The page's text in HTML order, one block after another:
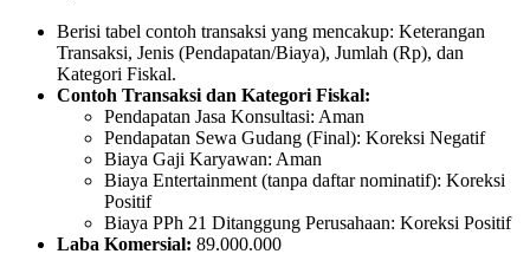
Berisi tabel contoh transaksi yang mencakup: Keterangan
Transaksi, Jenis (Pendapatan/Biaya), Jumlah (Rp), dan
Kategori Fiskal.
Contoh Transaksi dan Kategori Fiskal:
Pendapatan Jasa Konsultasi: Aman
Pendapatan Sewa Gudang (Final): Koreksi Negatif
Biaya Gaji Karyawan: Aman
Biaya Entertainment (tanpa daftar nominatif): Koreksi
Positif
Biaya PPh 21 Ditanggung Perusahaan: Koreksi Positif
Laba Komersial: 89.000.000